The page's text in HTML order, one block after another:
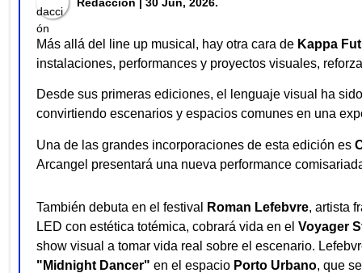
Más allá del line up musical, hay otra cara de Kappa
instalaciones, performances y proyectos visuales,
Desde sus primeras ediciones, el lenguaje visual ha
convirtiendo escenarios y espacios comunes en una
Una de las grandes incorporaciones de esta edición es
Arcangel presentará una nueva performance
También debuta en el festival Roman Lefebvre, artista
LED con estética totémica, cobrará vida en el Voyager
show visual a tomar vida real sobre el escenario.
"Midnight Dancer" en el espacio Porto Urbano, que